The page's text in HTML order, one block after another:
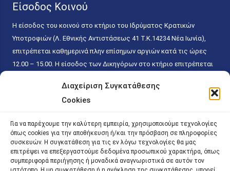
Διαχείριση Συγκατάθεσης
Cookies
Για να παρέχουμε την καλύτερη εμπειρία, χρησιμοποιούμε τεχνολογίες
όπως cookies για την αποθήκευση ή/και την πρόσβαση σε πληροφορίες
συσκευών. Η συγκατάθεση για τις εν λόγω τεχνολογίες θα μας
επιτρέψει να επεξεργαστούμε δεδομένα προσωπικού χαρακτήρα, όπως
συμπεριφορά περιήγησης ή μοναδικά αναγνωριστικά σε αυτόν τον
Είσοδος Κοινού
Η είσοδος του κοινού στο κτήριο του Ιδρύματος Κρατικών
Υποτροφιών (Λ. Εθνικής Αντιστάσεως 41 T.K.14234 Νέα Ιωνία),
επιτρέπεται καθημερινά πλην επίσημων αργιών κατά τις ώρες
12.00 – 15.00. Η είσοδος των Δικηγόρων στο κτήριο επιτρέπεται
κάθε εργάσιμη ημέρα και ώρα χωρίς κανέναν χρονικό ή άλλο
περιορισμό. Η είσοδος του κοινού ειδικά στο γραφείο του
15.00. Η εξυπηρέτηση του κοινού πραγματοποιείται βάσει των
παγίων ισχυουσών διατάξεων. Για την αποφυγή συνωστισμού
εντός του εσωτερικού χώρου εξυπηρέτησης και αναμονής του
κοινού, η εξυπηρέτησή του δύναται να πραγματοποιείται κατόπιν